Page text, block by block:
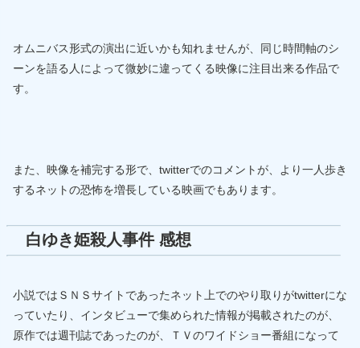
オムニバス形式の演出に近いかも知れませんが、同じ時間軸のシ
ーンを語る人によって微妙に違ってくる映像に注目出来る作品で
す。
また、映像を補完する形で、twitterでのコメントが、より一人歩き
するネットの恐怖を増長している映画でもあります。
白ゆき姫殺人事件 感想
小説ではＳＮＳサイトであったネット上でのやり取りがtwitterにな
っていたり、インタビューで集められた情報が掲載されたのが、
原作では週刊誌であったのが、ＴＶのワイドショー番組になって